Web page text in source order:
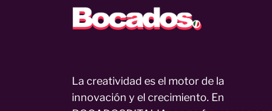
La creatividad es el motor de la
innovación y el crecimiento. En